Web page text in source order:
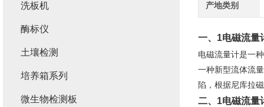
产地类别
一、 1电磁流量
电磁流量计是一
一种新型流体流
陷，根据尼库拉
二、1电磁流量
洗板机
酶标仪
土壤检测
培养箱系列
微生物检测板